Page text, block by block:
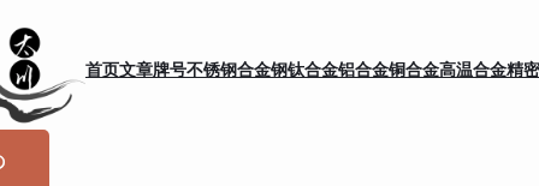
首页文章牌号不锈钢合金钢钛合金铝合金铜合金高温合金精